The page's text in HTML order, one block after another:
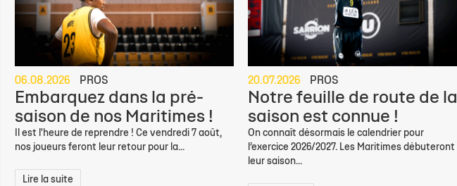
06.08.2026 PROS
Embarquez dans la pré-
saison de nos Maritimes !
Il est l'heure de reprendre ! Ce vendredi 7 août,
nos joueurs feront leur retour pour la...
Lire la suite
20.07.2026 PROS
Notre feuille de route de la
saison est connue !
On connaît désormais le calendrier pour
l’exercice 2026/2027. Les Maritimes débuteront
leur saison...